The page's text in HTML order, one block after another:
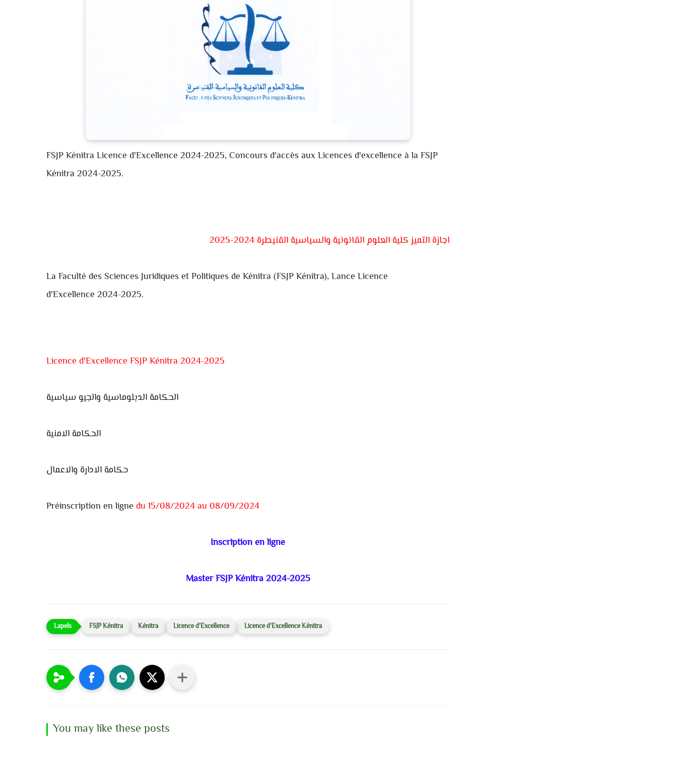
FSJP Kénitra Licence d'Excellence 2024-2025,Concours d'accès aux Licences d'excellence à la FSJP
Kénitra 2024-2025.
اجازة التميز كلية العلوم القانونية والسياسية القنيطرة 2024-2025
La Faculté des Sciences Juridiques et Politiques de Kénitra (FSJP Kénitra), Lance Licence
d'Excellence 2024-2025.
Licence d'Excellence FSJP Kénitra 2024-2025
الحكامة الدبلوماسية والجيو سياسية
الحكامة الامنية
حكامة الادارة والاعمال
Préinscription en ligne du 15/08/2024 au 08/09/2024
Inscription en ligne
Master FSJP Kénitra 2024-2025
FSJP Kénitra Kénitra Licence d'Excellence Licence d'Excellence Kénitra
You may like these posts